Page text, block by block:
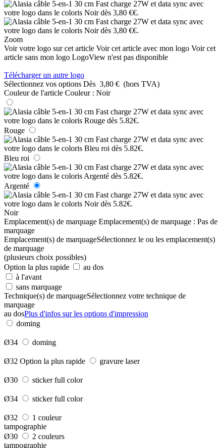
Zoom
Voir votre logo sur cet article Voir cet article avec mon logo Voir cet
article sans mon logo LogoView n'est pas disponible
Télécharger un autre logo
Sélectionnez vos options Dès 3,80 € (hors TVA)
Couleur de l'article Couleur : Noir
Rouge
Bleu roi
Argenté
Noir
Emplacement(s) de marquage Emplacement(s) de marquage : Pas de
marquage
Emplacement(s) de marquageSélectionnez le ou les emplacement(s)
de marquage
(plusieurs choix possibles)
Option la plus rapide
au dos
à l'avant
sans marquage
Technique(s) de marquageSélectionnez votre technique de
marquage
au dosPlus d'infos sur les options d'impression
doming
Ø34 doming
Ø32 Option la plus rapide gravure laser
Ø30 sticker full color
Ø34 sticker full color
Ø32
1 couleur
tampographie
Ø30
2 couleurs
tampographie